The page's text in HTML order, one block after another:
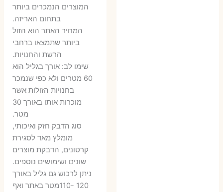
היה:
9 ₪.
6 ₪.
המוצרים הנמכרים ביותר
בתחום האריזה.
המחיר האתר הוא הזול
ביותר שתמצאו ברחבי
הרשת והחנויות.
שימו לב: אורך בגליל הוא
60 מטרים ולא כפי שנמכר
בחנויות הזולות אשר
מוכרות אותו באורך 30
מטר.
סוג הדבק חזק ואיכותי,
מומלץ מאד לסגירת
קרטונים, הדבקת מוצרים
שונים ושימושים נוספים.
ניתן לרכוש גם גליל באורך
120 -110מטר באתר ואף